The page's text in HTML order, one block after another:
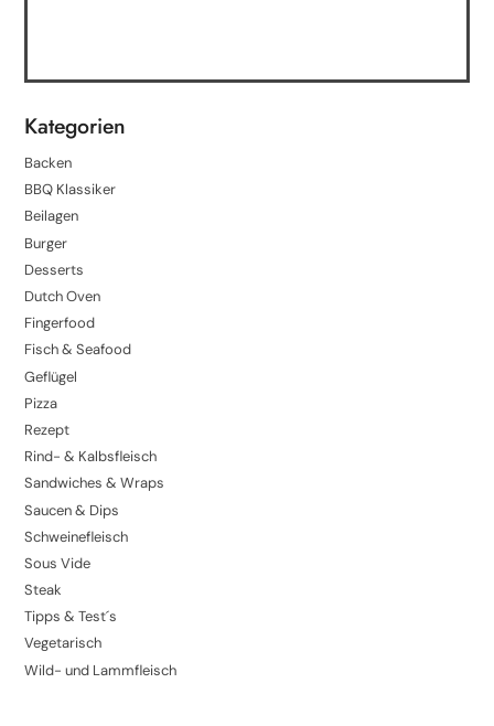
Kategorien
Backen
BBQ Klassiker
Beilagen
Burger
Desserts
Dutch Oven
Fingerfood
Fisch & Seafood
Geflügel
Pizza
Rezept
Rind- & Kalbsfleisch
Sandwiches & Wraps
Saucen & Dips
Schweinefleisch
Sous Vide
Steak
Tipps & Test´s
Vegetarisch
Wild- und Lammfleisch